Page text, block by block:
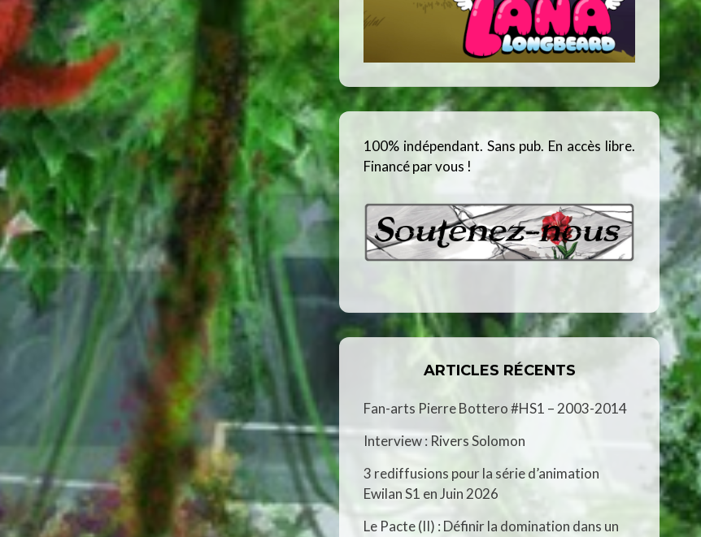
100% indépendant. Sans pub. En accès libre.
Financé par vous !
ARTICLES RÉCENTS
Fan-arts Pierre Bottero #HS1 – 2003-2014
Interview : Rivers Solomon
3 rediffusions pour la série d’animation
Ewilan S1 en Juin 2026
Le Pacte (II) : Définir la domination dans un